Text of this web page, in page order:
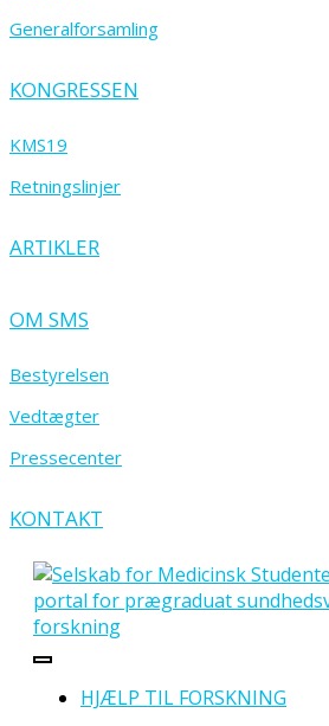
Generalforsamling
KONGRESSEN
KMS19
Retningslinjer
ARTIKLER
OM SMS
Bestyrelsen
Vedtægter
Pressecenter
KONTAKT
HJÆLP TIL FORSKNING